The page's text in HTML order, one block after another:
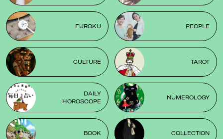
FUROKU PEOPLE
CULTURE TAROT
DAILY
HOROSCOPE
NUMEROLOGY
BOOK COLLECTION